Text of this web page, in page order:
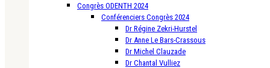
Congrès ODENTH 2024
Conférenciers Congrès 2024
Dr Régine Zekri-Hurstel
Dr Anne Le Bars-Crassous
Dr Michel Clauzade
Dr Chantal Vulliez